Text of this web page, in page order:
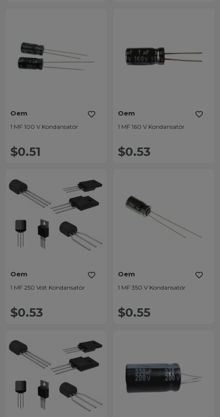
Oem
1 MF 100 V Kondansatör
$0.51
Oem
1 MF 160 V Kondansatör
$0.53
Oem
1 MF 250 Volt Kondansatör
$0.53
Oem
1 MF 350 V Kondansatör
$0.55